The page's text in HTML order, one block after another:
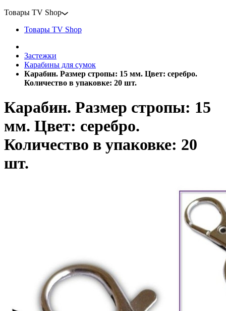
Товары TV Shop
Товары TV Shop
Застежки
Карабины для сумок
Карабин. Размер стропы: 15 мм. Цвет: серебро.
Количество в упаковке: 20 шт.
Карабин. Размер стропы: 15
мм. Цвет: серебро.
Количество в упаковке: 20
шт.